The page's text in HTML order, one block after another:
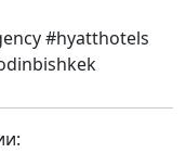
#hyatthotels